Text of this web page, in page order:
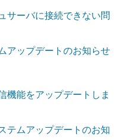
サーバに接続できない問
アップデートのお知らせ
機能をアップデートしま
テムアップデートのお知